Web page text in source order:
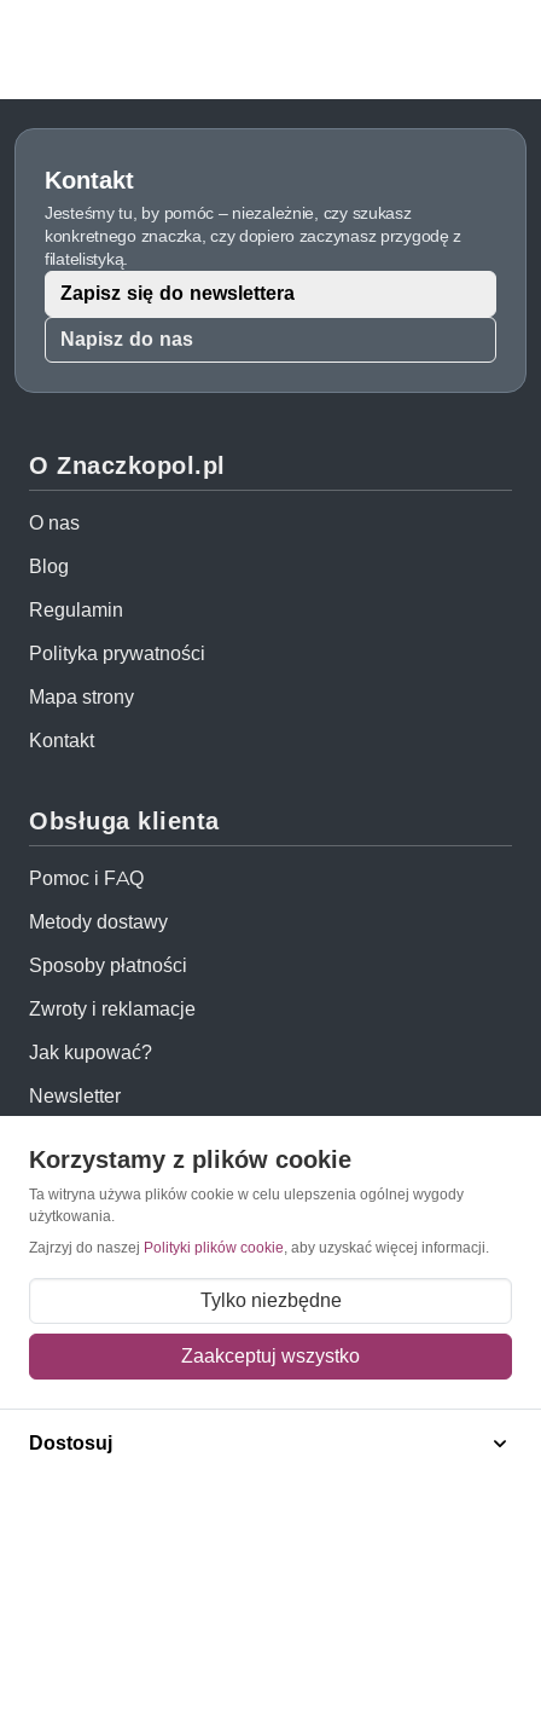
Kontakt
Jesteśmy tu, by pomóc – niezależnie, czy szukasz
konkretnego znaczka, czy dopiero zaczynasz przygodę z
filatelistyką.
Napisz do nas
Zapisz się do newslettera
O Znaczkopol.pl
O nas
Blog
Regulamin
Polityka prywatności
Mapa strony
Kontakt
Obsługa klienta
Pomoc i FAQ
Metody dostawy
Sposoby płatności
Zwroty i reklamacje
Jak kupować?
Newsletter
Konto
Moje zamówienia
Mój koszyk
Polecamy
Korzystamy z plików cookie
Ta witryna używa plików cookie w celu ulepszenia ogólnej wygody
użytkowania.
Zajrzyj do naszej Polityki plików cookie, aby uzyskać więcej informacji.
Tylko niezbędne
Zaakceptuj wszystko
Dostosuj